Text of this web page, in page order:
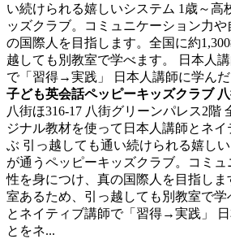
い続けられる嬉しいシステム 1歳～高
ッズクラブ。コミュニケーション力
の国際人を目指します。全国に約
越しても別教室で学べます。 日本人
で「習得→実践」 日本人講師に学ん
子ども英会話ペッピーキッズクラブ
八街ほ316-17 八街グリーンパレス2階
ジナル教材を使って日本人講師とネ
ぶ 引っ越しても通い続けられる嬉し
が通うペッピーキッズクラブ。コミ
性を身につけ、真の国際人を目指しま
室あるため、引っ越しても別教室で
とネイティブ講師で「習得→実践」
とをネ...